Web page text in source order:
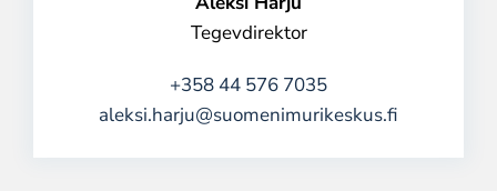
Tegevdirektor
+358 44 576 7035
aleksi.harju@suomenimurikeskus.fi